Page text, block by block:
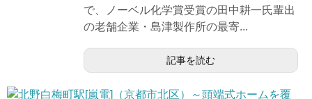
で、ノーベル化学賞受賞の田中耕一氏輩出
の老舗企業・島津製作所の最寄...
記事を読む